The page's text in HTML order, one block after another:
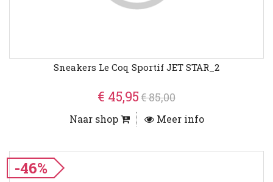
Sneakers Le Coq Sportif JET STAR_2
€ 45,95€ 85,00
Naar shop Meer info
-46%